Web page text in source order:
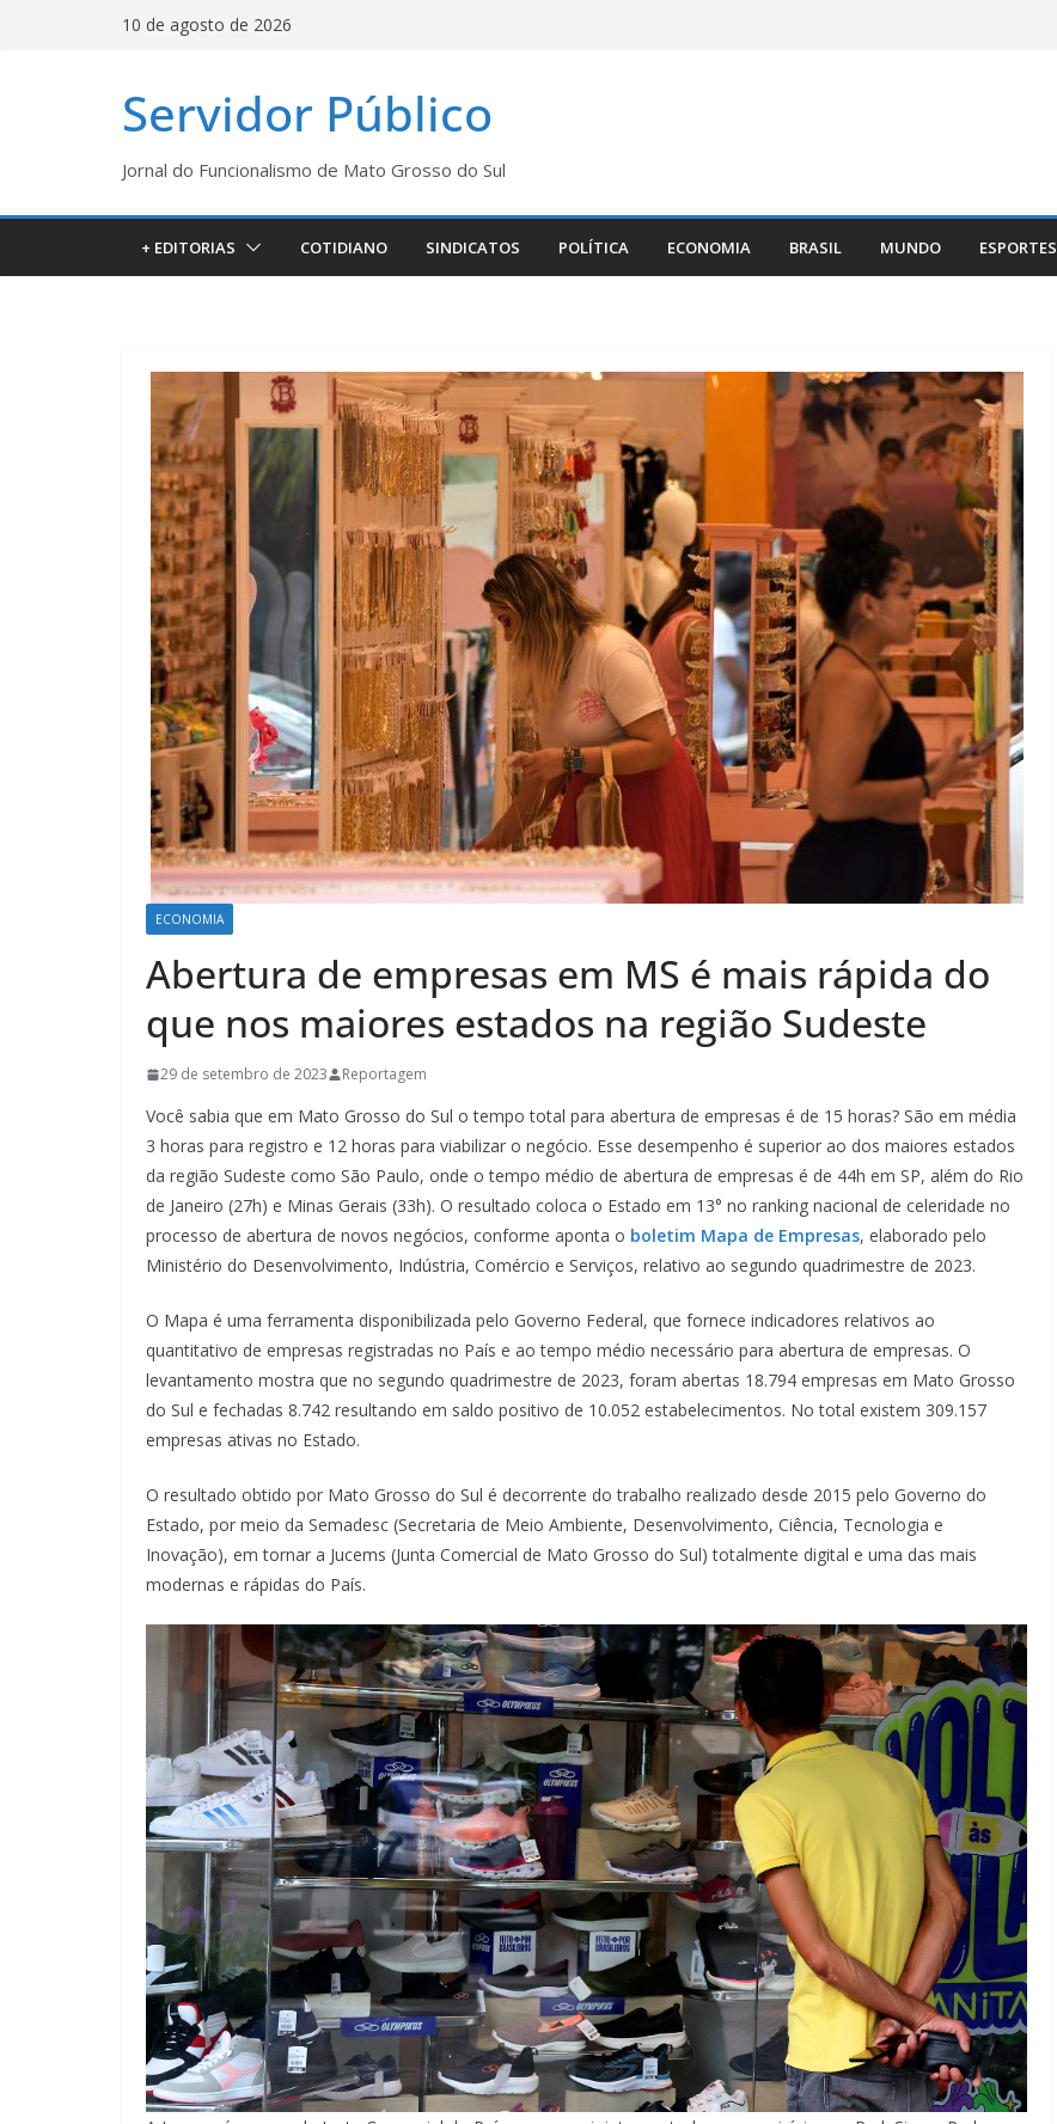
10 de agosto de 2026
Servidor Público
Jornal do Funcionalismo de Mato Grosso do Sul
+ EDITORIAS COTIDIANO SINDICATOS POLÍTICA ECONOMIA BRASIL MUNDO ESPORTES
ECONOMIA
Abertura de empresas em MS é mais rápida do
que nos maiores estados na região Sudeste
29 de setembro de 2023 Reportagem
Você sabia que em Mato Grosso do Sul o tempo total para abertura de empresas é de 15 horas? São em média
3 horas para registro e 12 horas para viabilizar o negócio. Esse desempenho é superior ao dos maiores estados
da região Sudeste como São Paulo, onde o tempo médio de abertura de empresas é de 44h em SP, além do Rio
de Janeiro (27h) e Minas Gerais (33h). O resultado coloca o Estado em 13° no ranking nacional de celeridade no
processo de abertura de novos negócios, conforme aponta o boletim Mapa de Empresas, elaborado pelo
Ministério do Desenvolvimento, Indústria, Comércio e Serviços, relativo ao segundo quadrimestre de 2023.
O Mapa é uma ferramenta disponibilizada pelo Governo Federal, que fornece indicadores relativos ao
quantitativo de empresas registradas no País e ao tempo médio necessário para abertura de empresas. O
levantamento mostra que no segundo quadrimestre de 2023, foram abertas 18.794 empresas em Mato Grosso
do Sul e fechadas 8.742 resultando em saldo positivo de 10.052 estabelecimentos. No total existem 309.157
empresas ativas no Estado.
O resultado obtido por Mato Grosso do Sul é decorrente do trabalho realizado desde 2015 pelo Governo do
Estado, por meio da Semadesc (Secretaria de Meio Ambiente, Desenvolvimento, Ciência, Tecnologia e
Inovação), em tornar a Jucems (Junta Comercial de Mato Grosso do Sul) totalmente digital e uma das mais
modernas e rápidas do País.